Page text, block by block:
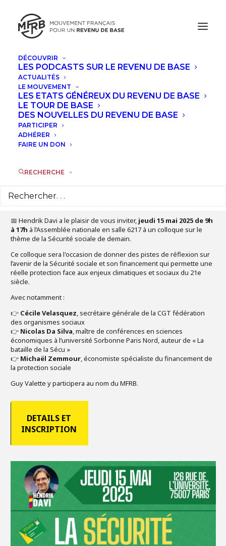
DÉCOUVRIR
LES PODCASTS SUR LE REVENU DE BASE
ACTUALITÉS
LE MOUVEMENT
LES ETATS GÉNÉREUX DU REVENU DE BASE
LE TOUR DE BASE
DES NOUVELLES DU REVENU DE BASE
PARTICIPER
ADHÉRER
FAIRE UN DON
RECHERCHE
MAI, 2025
COLLOQUE SUR LA SÉCURITÉ SOCIALE
DE DEMAIN À L'ASSEMBLÉE
NATIONALE
📅 Hendrik Davi a le plaisir de vous inviter, jeudi 15 mai 2025 de 9h
à 17h à l’Assemblée nationale en salle 6217 à un colloque sur le
thème de la Sécurité sociale de demain.
Ce colloque sera l'occasion de donner des pistes de réflexion sur
l’avenir de la Sécurité sociale et son financement qui permette une
réelle protection face aux enjeux climatiques et sociaux du 21e
siècle.
Avec notamment :
👉 Cécile Velasquez, secrétaire générale de la CGT fédération
des organismes sociaux
👉 Nicolas Da Silva, maître de conférences en sciences
économiques à l’université Sorbonne Paris Nord, auteur de « La
bataille de la Sécu »
👉 Michaël Zemmour, économiste spécialiste du financement de
la protection sociale
Guy Valette y participera au nom du MFRB.
DETAILS ET
INSCRIPTION